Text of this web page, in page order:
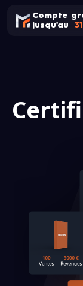
Compte
jusqu'au